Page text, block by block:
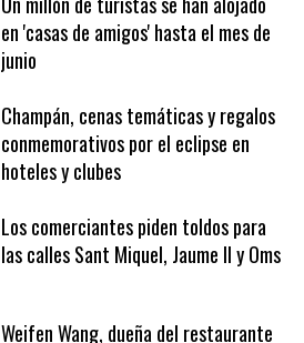
Un millón de turistas se han alojado
en 'casas de amigos' hasta el mes de
junio
Champán, cenas temáticas y regalos
conmemorativos por el eclipse en
hoteles y clubes
Los comerciantes piden toldos para